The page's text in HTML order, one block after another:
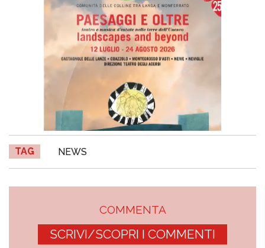
TAG NEWS
COMMENTA
SCRIVI/SCOPRI I COMMENTI